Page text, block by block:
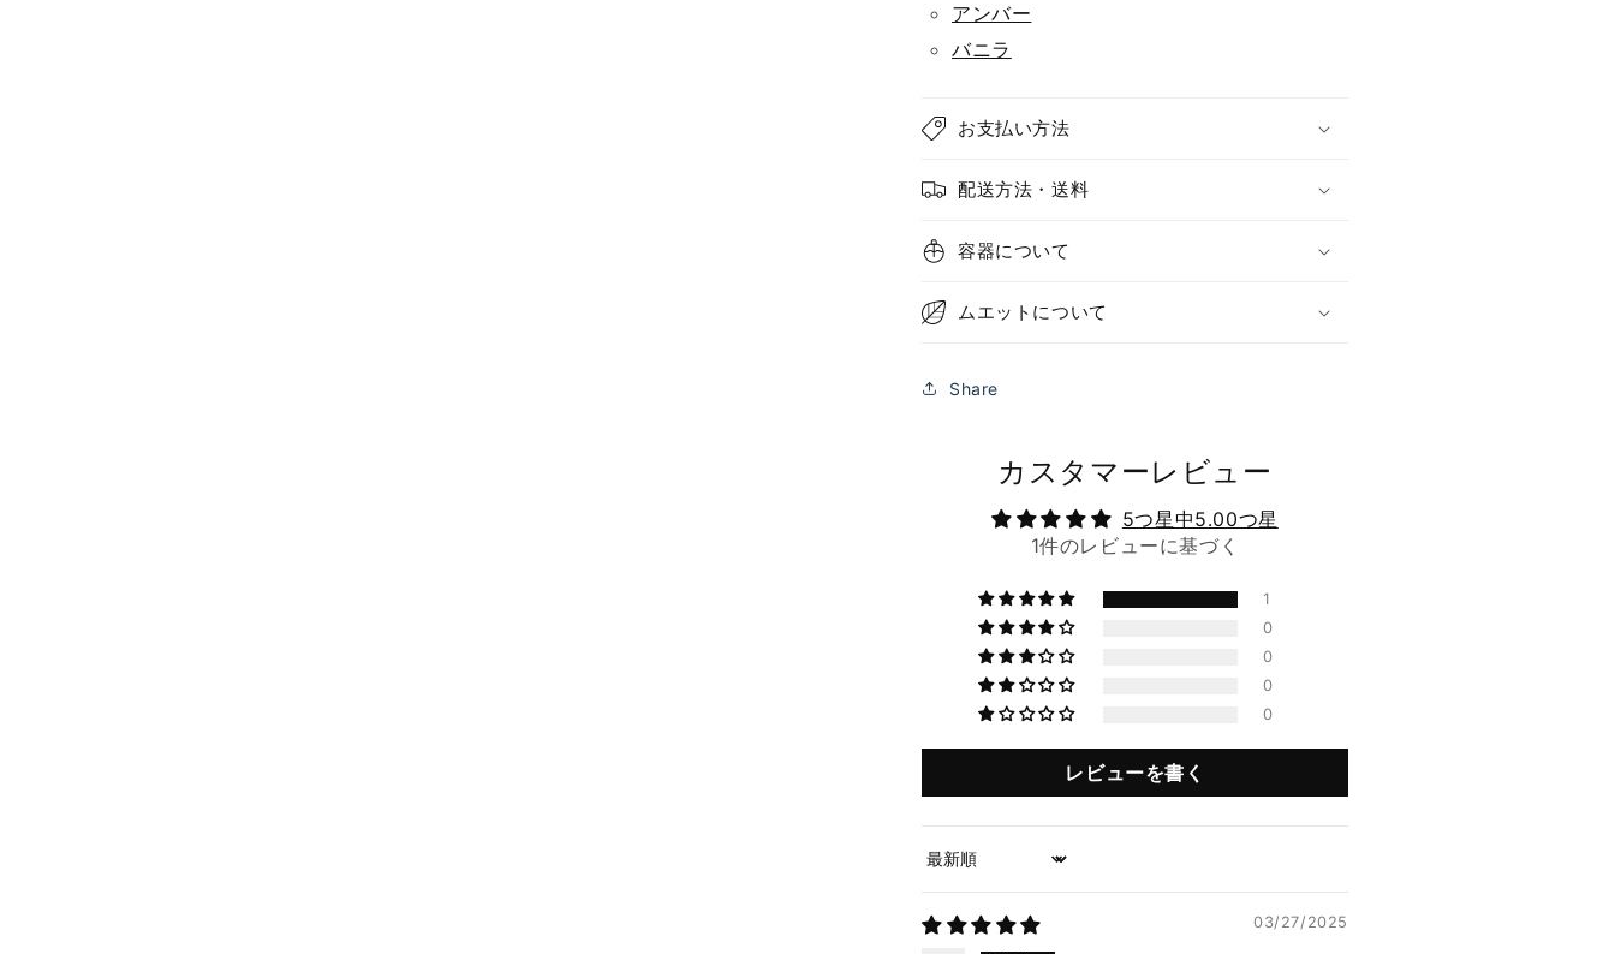
アンバー
バニラ
お支払い方法
配送方法・送料
容器について
ムエットについて
Share
カスタマーレビュー
5つ星中5.00つ星
1件のレビューに基づく
1
0
0
0
0
レビューを書く
Sort by
03/27/2025